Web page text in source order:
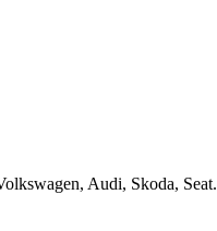
Audi, Skoda, Seat.